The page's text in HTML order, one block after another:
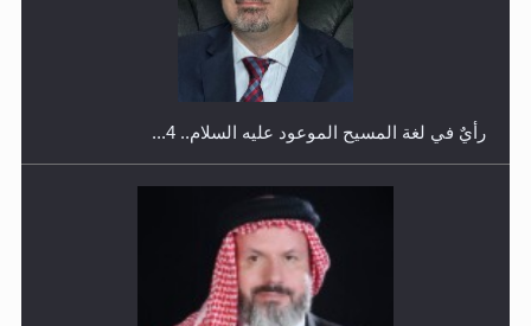
اليوم الوطني الرياضي لمجلس أنصار الله في هولندا
رأيٌ في لغة المسيح الموعود عليه السلام.. 4...